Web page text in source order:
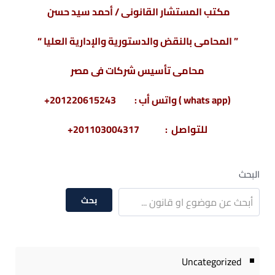
مكتب المستشار القانونى / أحمد سيد حسن
” المحامى بالنقض والدستورية والإدارية العليا “
محامى تأسيس شركات فى مصر
(whats app ) واتس أب : 201220615243+
للتواصل : 201103004317+
البحث
بحث
Uncategorized